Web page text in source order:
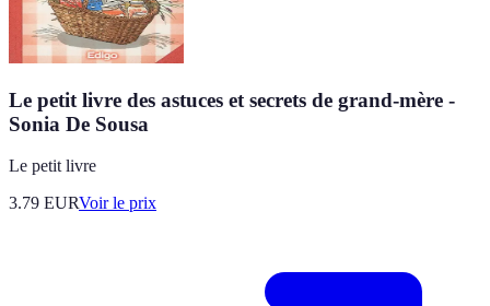
Le petit livre des astuces et secrets de grand-mère -
Sonia De Sousa
Le petit livre
3.79 EURVoir le prix